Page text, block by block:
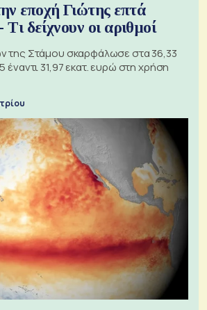
εποχή Γιώτης επτά
δείχνουν οι αριθμοί
της Στάμου σκαρφάλωσε στα 36,33
έναντι 31,97 εκατ. ευρώ στη χρήση